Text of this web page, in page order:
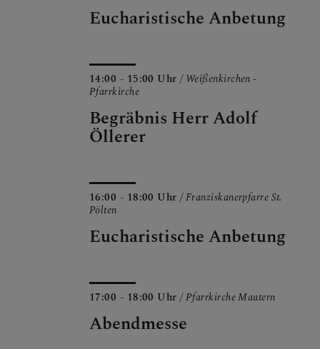
Eucharistische Anbetung
14:00 - 15:00 Uhr/ Weißenkirchen -
Pfarrkirche
Begräbnis Herr Adolf
Öllerer
16:00 - 18:00 Uhr/ Franziskanerpfarre St.
Pölten
Eucharistische Anbetung
17:00 - 18:00 Uhr/ Pfarrkirche Mautern
Abendmesse